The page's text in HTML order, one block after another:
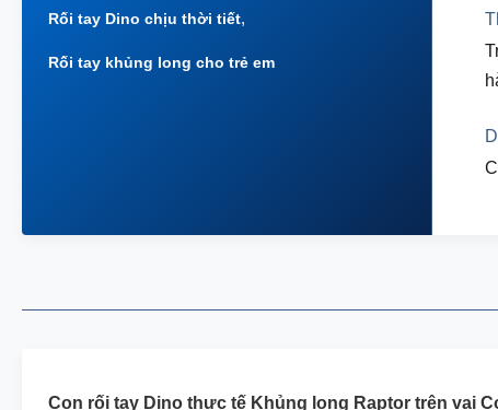
Rối tay Dino chịu thời tiết,
Rối tay khủng long cho trẻ em
Con rối tay Dino thực tế Khủng long Raptor trên vai